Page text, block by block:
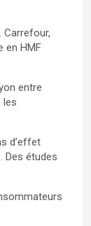
Carrefour,
en HMF
entre
les
d’effet
Des études